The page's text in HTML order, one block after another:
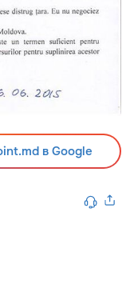
в Google